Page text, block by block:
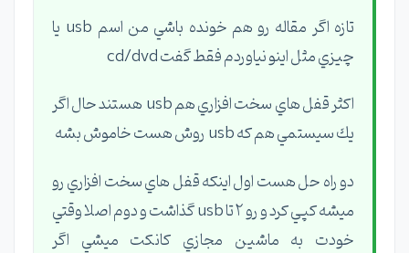
تازه اگر مقاله رو هم خونده باشي من اسم usb يا
چيزي مثل اينو نياوردم فقط گفت cd/dvd
اكثر قفل هاي سخت افزاري هم usb هستند حال اگر
يك سيستمي هم كه usb روش هست خاموش بشه
دو راه حل هست اول اينكه قفل هاي سخت افزاري رو
ميشه كپي كرد و رو ٢ تا usb گذاشت و دوم اصلا وقتي
خودت به ماشين مجازي كانكت ميشي اگر